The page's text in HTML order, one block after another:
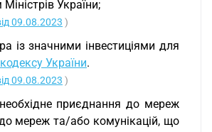
України;
09.08.2023 )
із значними інвестиціями для
України.
09.08.2023 )
необхідне приєднання до мереж
мереж та/або комунікацій, що